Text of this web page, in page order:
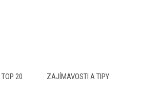
TOP 20 ZAJÍMAVOSTI A TIPY